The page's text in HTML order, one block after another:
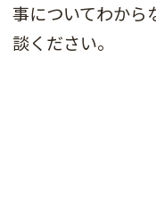
事についてわから
談ください。